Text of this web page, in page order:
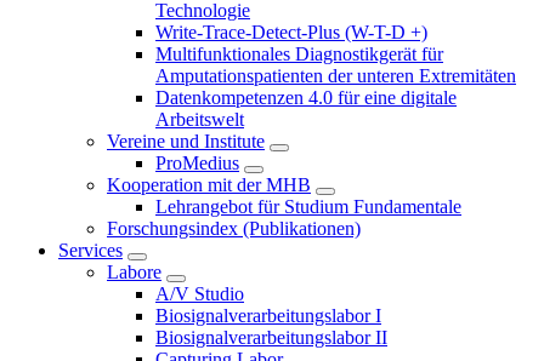
Technologie
Write-Trace-Detect-Plus (W-T-D +)
Multifunktionales Diagnostikgerät für
Amputationspatienten der unteren Extremitäten
Datenkompetenzen 4.0 für eine digitale
Arbeitswelt
Vereine und Institute
ProMedius
Kooperation mit der MHB
Lehrangebot für Studium Fundamentale
Forschungsindex (Publikationen)
Services
Labore
A/V Studio
Biosignalverarbeitungslabor I
Biosignalverarbeitungslabor II